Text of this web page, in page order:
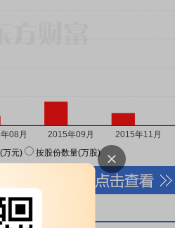
万元) 按股份数量(万股)